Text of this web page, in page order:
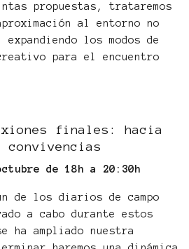
propuestas, trataremos
al entorno no
los modos de
para el encuentro
finales: hacia
convivencias
de 18h a 20:30h
de los diarios de campo
a cabo durante estos
ha ampliado nuestra